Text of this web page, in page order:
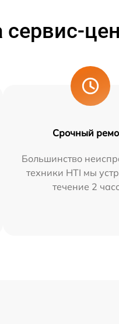
Срочный
Большинство
техники HTI мы
течение 2